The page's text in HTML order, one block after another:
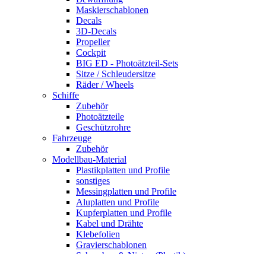
Maskierschablonen
Decals
3D-Decals
Propeller
Cockpit
BIG ED - Photoätzteil-Sets
Sitze / Schleudersitze
Räder / Wheels
Schiffe
Zubehör
Photoätzteile
Geschützrohre
Fahrzeuge
Zubehör
Modellbau-Material
Plastikplatten und Profile
sonstiges
Messingplatten und Profile
Aluplatten und Profile
Kupferplatten und Profile
Kabel und Drähte
Klebefolien
Gravierschablonen